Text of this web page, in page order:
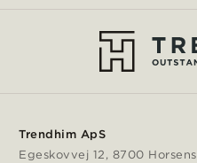
Trendhim ApS
Egeskovvej 12, 8700 Horsens